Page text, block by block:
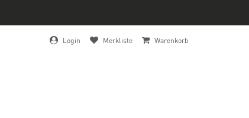
Login Merkliste Warenkorb